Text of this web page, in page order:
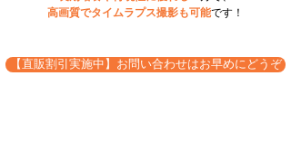
高画質でタイムラプス撮影も可能です！​
【直販割引実施中】お問い合わせはお早めにどうぞ